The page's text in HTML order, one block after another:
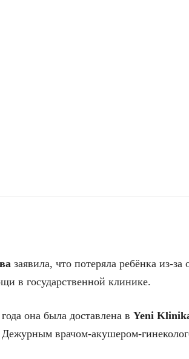
заявила, что потеряла ребёнка из-за
в государственной клинике.
она была доставлена в Yeni
врачом-акушером-